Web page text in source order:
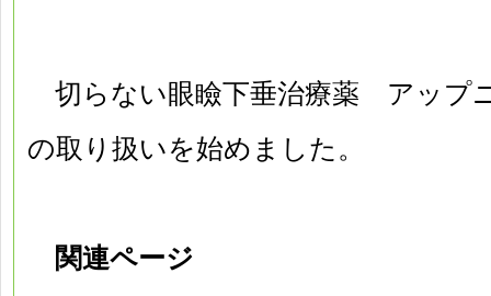
切らない眼瞼下垂治療薬 アップ
の取り扱いを始めました。
関連ページ